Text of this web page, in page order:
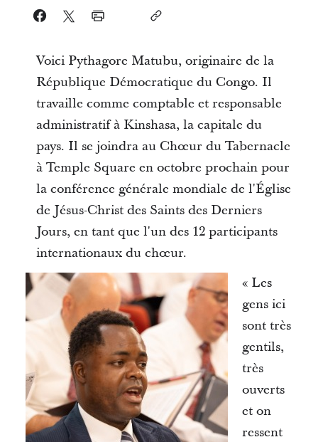
Voici Pythagore Matubu, originaire de la
République Démocratique du Congo. Il
travaille comme comptable et responsable
administratif à Kinshasa, la capitale du
pays. Il se joindra au Chœur du Tabernacle
à Temple Square en octobre prochain pour
la conférence générale mondiale de l'Église
de Jésus-Christ des Saints des Derniers
Jours, en tant que l'un des 12 participants
internationaux du chœur.
« Les
gens ici
sont très
gentils,
très
ouverts
et on
ressent